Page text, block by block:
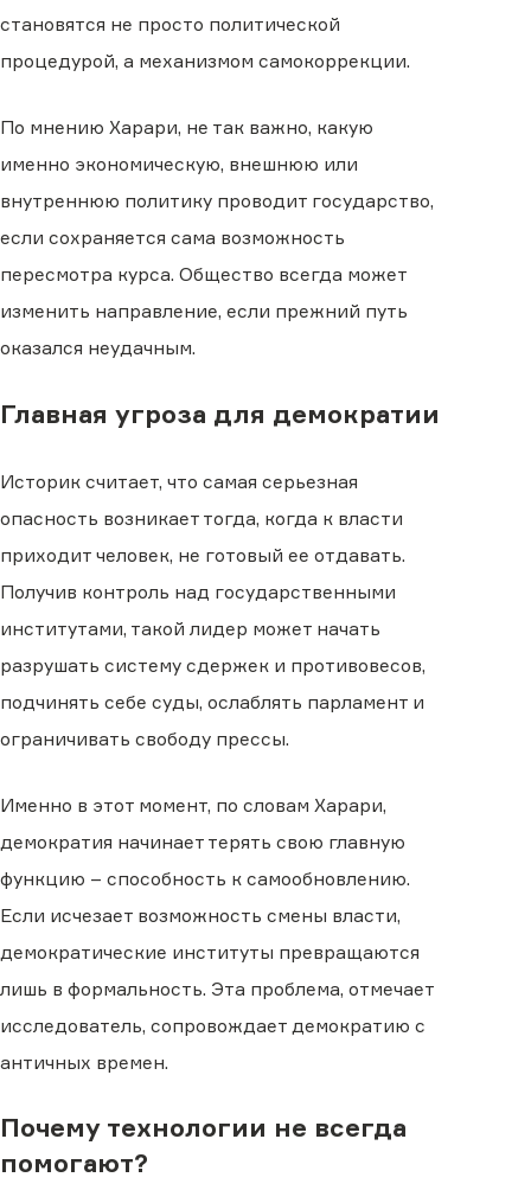
становятся не просто политической
процедурой, а механизмом самокоррекции.
По мнению Харари, не так важно, какую
именно экономическую, внешнюю или
внутреннюю политику проводит государство,
если сохраняется сама возможность
пересмотра курса. Общество всегда может
изменить направление, если прежний путь
оказался неудачным.
Главная угроза для демократии
Историк считает, что самая серьезная
опасность возникает тогда, когда к власти
приходит человек, не готовый ее отдавать.
Получив контроль над государственными
институтами, такой лидер может начать
разрушать систему сдержек и противовесов,
подчинять себе суды, ослаблять парламент и
ограничивать свободу прессы.
Именно в этот момент, по словам Харари,
демократия начинает терять свою главную
функцию – способность к самообновлению.
Если исчезает возможность смены власти,
демократические институты превращаются
лишь в формальность. Эта проблема, отмечает
исследователь, сопровождает демократию с
античных времен.
Почему технологии не всегда
помогают?